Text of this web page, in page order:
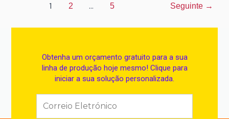
1 2 ... 5 Seguinte →
Obtenha um orçamento gratuito para a sua
linha de produção hoje mesmo! Clique para
iniciar a sua solução personalizada.